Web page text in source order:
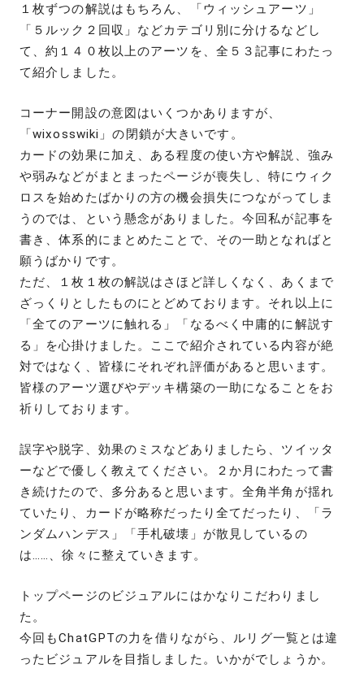
１枚ずつの解説はもちろん、「ウィッシュアーツ」
「５ルック２回収」などカテゴリ別に分けるなどし
て、約１４０枚以上のアーツを、全５３記事にわたっ
て紹介しました。
コーナー開設の意図はいくつかありますが、
「wixosswiki」の閉鎖が大きいです。
カードの効果に加え、ある程度の使い方や解説、強み
や弱みなどがまとまったページが喪失し、特にウィク
ロスを始めたばかりの方の機会損失につながってしま
うのでは、という懸念がありました。今回私が記事を
書き、体系的にまとめたことで、その一助となればと
願うばかりです。
ただ、１枚１枚の解説はさほど詳しくなく、あくまで
ざっくりとしたものにとどめております。それ以上に
「全てのアーツに触れる」「なるべく中庸的に解説す
る」を心掛けました。ここで紹介されている内容が絶
対ではなく、皆様にそれぞれ評価があると思います。
皆様のアーツ選びやデッキ構築の一助になることをお
祈りしております。
誤字や脱字、効果のミスなどありましたら、ツイッタ
ーなどで優しく教えてください。２か月にわたって書
き続けたので、多分あると思います。全角半角が揺れ
ていたり、カードが略称だったり全てだったり、「ラ
ンダムハンデス」「手札破壊」が散見しているの
は……、徐々に整えていきます。
トップページのビジュアルにはかなりこだわりまし
た。
今回もChatGPTの力を借りながら、ルリグ一覧とは違
ったビジュアルを目指しました。いかがでしょうか。